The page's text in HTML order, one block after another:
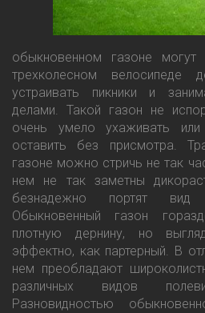
обыкновенном газоне могут
трехколесном
устраивать пикники и
делами. Такой газон не
очень умело ухаживать
оставить без присмотра.
газоне можно стричь не так
нем не так заметны
безнадежно портят вид
Обыкновенный газон
плотную дернину, но
эффектно, как партерный. В
нем преобладают
различных видов
Разновидностью